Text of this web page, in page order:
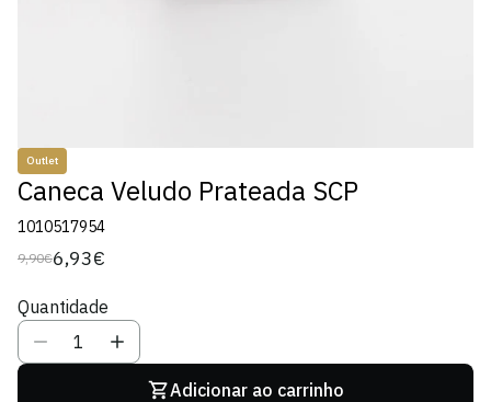
Outlet
Caneca Veludo Prateada SCP
1010517954
Preço
9,90€
Preço
venda
6,93€
Quantidade
Adicionar ao carrinho